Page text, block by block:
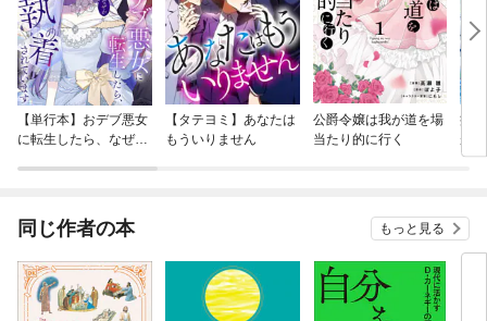
【単行本】おデブ悪女
に転生したら、なぜか
【タテヨミ】あなたは
もういりません
公爵令嬢は我が道を場
当たり的に行く
病
が
ぎ
同じ作者の本 もっと見る